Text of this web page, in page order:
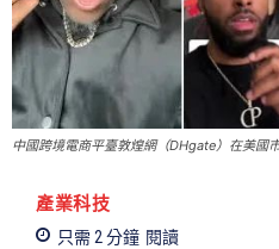
中國跨境電商平臺敦煌網（DHgate）在美國
產業科技
只需 2 分鐘 閱讀